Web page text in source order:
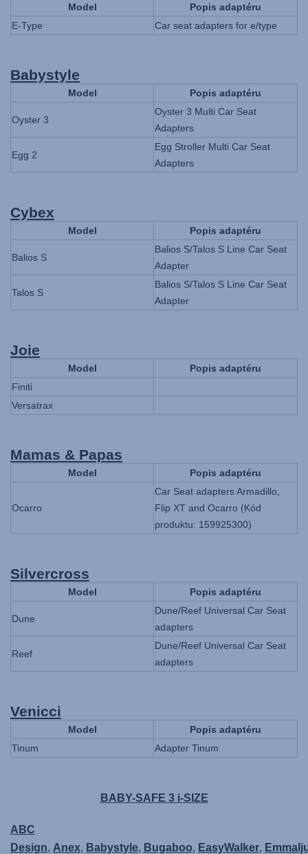
Model
Popis adaptéru
E-Type
Car seat adapters for e/type
Babystyle
Model Popis adaptéru
Oyster 3
Oyster 3 Multi Car Seat
Adapters
Egg 2
Egg Stroller Multi Car Seat
Adapters
Cybex
Model Popis adaptéru
Balios S
Balios S/Talos S Line Car Seat
Adapter
Talos S
Balios S/Talos S Line Car Seat
Adapter
Joie
Model
Popis adaptéru
Finiti
Versatrax
Mamas & Papas
Model Popis adaptéru
Ocarro
Car Seat adapters Armadillo,
Flip XT and Ocarro (Kód
produktu: 159925300)
Silvercross
Model Popis adaptéru
Dune
Dune/Reef Universal Car Seat
adapters
Reef
Dune/Reef Universal Car Seat
adapters
Venicci
Model
Popis adaptéru
Tinum
Adapter Tinum
BABY-SAFE 3 i-SIZE
ABC
Design, Anex, Babystyle, Bugaboo, EasyWalker,